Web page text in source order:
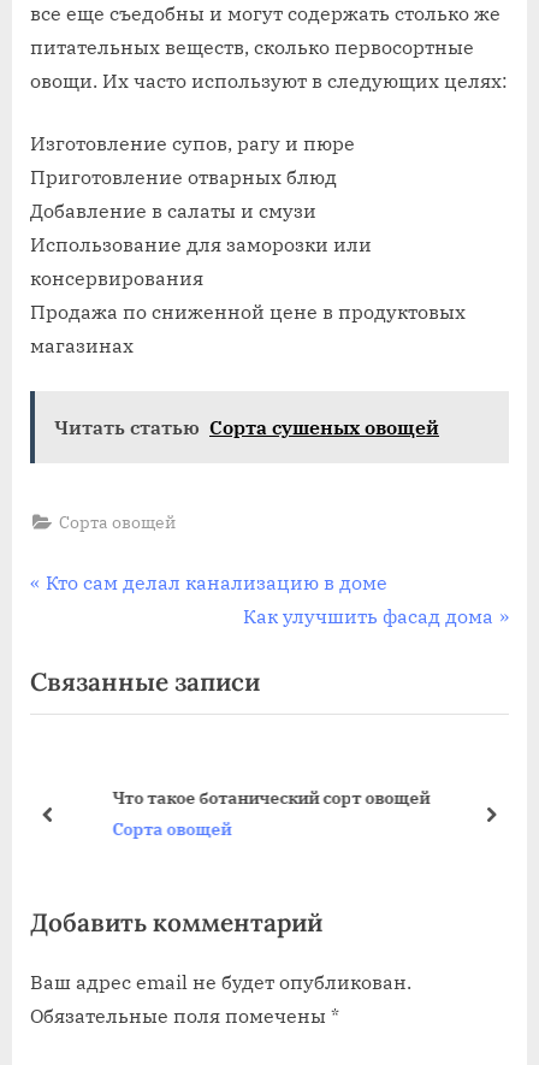
все еще съедобны и могут содержать столько же
питательных веществ, сколько первосортные
овощи. Их часто используют в следующих целях:
Изготовление супов, рагу и пюре
Приготовление отварных блюд
Добавление в салаты и смузи
Использование для заморозки или
консервирования
Продажа по сниженной цене в продуктовых
магазинах
Читать статью Сорта сушеных овощей
Сорта овощей
Навигация
записям
П
д
ы
щ
з
п
и
Кто сам делал канализацию в доме
С
е
д
з
п
и
Как улучшить фасад дома
Связанные записи
Что такое ботанический сорт овощей
Сорта овощей
пред
Добавить комментарий
Ваш адрес email не будет опубликован.
Обязательные поля помечены *